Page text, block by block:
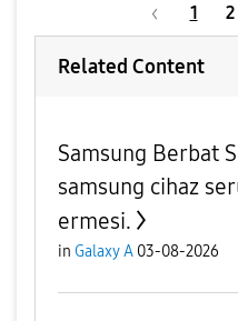
1 2
Related Content
Samsung Berbat
samsung cihaz
ermesi.
in Galaxy A 03-08-2026